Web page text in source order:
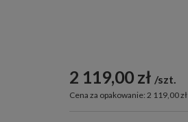
2 119,00 zł szt.
Cena za opakowanie: 2 119,00 zł